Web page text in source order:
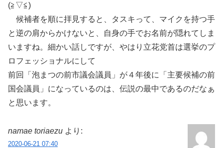
(≧▽≦)
候補者を順に拝見すると、タスキって、マイクを持つ手
と逆の肩からかけないと、自身の手でお名前が隠れてしま
いますね。細かい話しですが、やはり立花党首は選挙のプ
ロフェッショナルにして
前回「泡まつの前市議会議員」が４年後に「主要候補の前
国会議員」になっているのは、伝説の最中であるのだなぁ
と思います。
namae toriaezu より:
2020-06-21 07:40